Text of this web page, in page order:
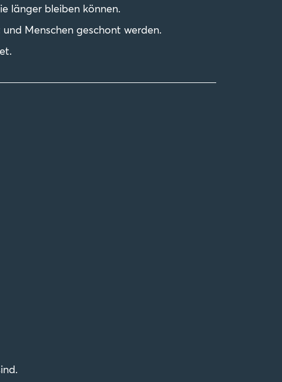
länger bleiben können.
Menschen geschont werden.